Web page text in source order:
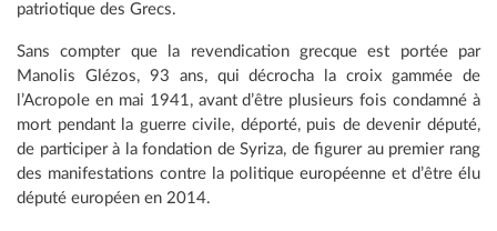
patriotique des Grecs.
Sans compter que la revendication grecque est portée par
Manolis Glézos, 93 ans, qui décrocha la croix gammée de
l’Acropole en mai 1941, avant d’être plusieurs fois condamné à
mort pendant la guerre civile, déporté, puis de devenir député,
de participer à la fondation de Syriza, de figurer au premier rang
des manifestations contre la politique européenne et d’être élu
député européen en 2014.